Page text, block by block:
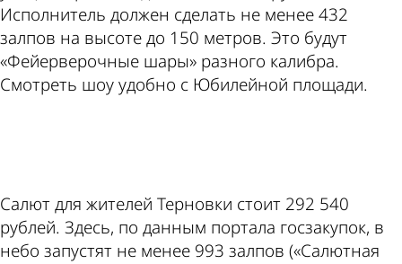
Исполнитель должен сделать не менее 432
залпов на высоте до 150 метров. Это будут
«Фейерверочные шары» разного калибра.
Смотреть шоу удобно с Юбилейной площади.
Салют для жителей Терновки стоит 292 540
рублей. Здесь, по данным портала госзакупок, в
небо запустят не менее 993 залпов («Салютная